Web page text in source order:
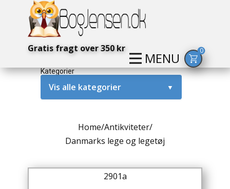
MENU
Gratis fragt over 350 kr 0
Kategorier
Vis alle kategorier ▼
Amerika / USA
Antikke / Specielle Bøger
Home/Antikviteter/
Danmarks lege og legetøj
2901a